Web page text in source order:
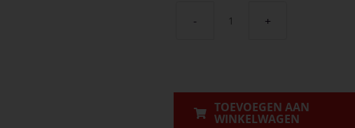
Morane
TOEVOEGEN AAN
WINKELWAGEN